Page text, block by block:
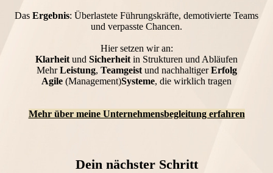
Das Ergebnis: Überlastete Führungskräfte, demotivierte Teams
und verpasste Chancen.
Hier setzen wir an:
Klarheit und Sicherheit in Strukturen und Abläufen
MehrLeistung, Teamgeistund nachhaltigerErfolg
Agile (Management)Systeme, die wirklich tragen
Mehr über meine Unternehmensbegleitung erfahren
Dein nächster Schritt